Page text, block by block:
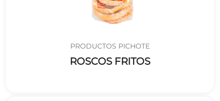
PRODUCTOS PICHOTE
ROSCOS FRITOS